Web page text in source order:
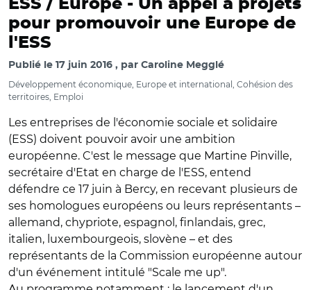
ESS / Europe - Un appel à projets
pour promouvoir une Europe de
l'ESS
Publié le 17 juin 2016 par Caroline Megglé
Développement économique, Europe et international, Cohésion des
territoires, Emploi
Les entreprises de l'économie sociale et solidaire
(ESS) doivent pouvoir avoir une ambition
européenne. C'est le message que Martine Pinville,
secrétaire d'Etat en charge de l'ESS, entend
défendre ce 17 juin à Bercy, en recevant plusieurs de
ses homologues européens ou leurs représentants –
allemand, chypriote, espagnol, finlandais, grec,
italien, luxembourgeois, slovène – et des
représentants de la Commission européenne autour
d'un événement intitulé "Scale me up".